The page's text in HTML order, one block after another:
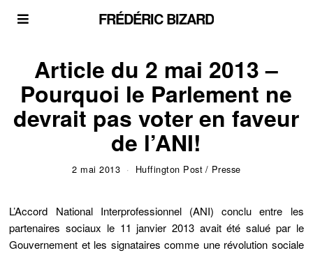
FRÉDÉRIC BIZARD
Article du 2 mai 2013 –
Pourquoi le Parlement ne
devrait pas voter en faveur
de l’ANI!
2 mai 2013 Huffington Post / Presse
L’Accord National Interprofessionnel (ANI) conclu entre les
partenaires sociaux le 11 janvier 2013 avait été salué par le
Gouvernement et les signataires comme une révolution sociale